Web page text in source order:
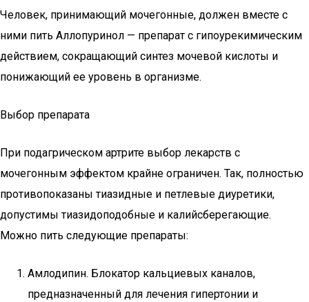
Человек, принимающий мочегонные, должен вместе с
ними пить Аллопуринол — препарат с гипоурекимическим
действием, сокращающий синтез мочевой кислоты и
понижающий ее уровень в организме.
Выбор препарата
При подагрическом артрите выбор лекарств с
мочегонным эффектом крайне ограничен. Так, полностью
противопоказаны тиазидные и петлевые диуретики,
допустимы тиазидоподобные и калийсберегающие.
Можно пить следующие препараты:
Амлодипин. Блокатор кальциевых каналов,
предназначенный для лечения гипертонии и